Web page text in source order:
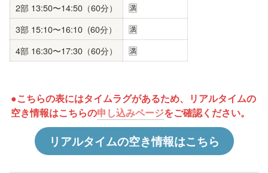
2部 13:50〜14:50（60分）
🈵
3部 15:10〜16:10  (60分）
🈵
4部 16:30〜17:30（60分）
🈵
●こちらの表にはタイムラグがあるため、リアルタイムの
空き情報はこちらの申し込みページをご確認ください。
リアルタイムの空き情報はこちら